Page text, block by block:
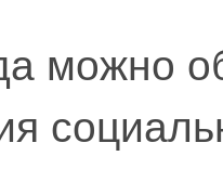
можно